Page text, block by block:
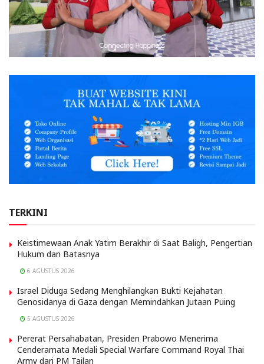
TERKINI
Keistimewaan Anak Yatim Berakhir di Saat Baligh, Pengertian
Hukum dan Batasnya
6 AGUSTUS 2026
Israel Diduga Sedang Menghilangkan Bukti Kejahatan
Genosidanya di Gaza dengan Memindahkan Jutaan Puing
5 AGUSTUS 2026
Pererat Persahabatan, Presiden Prabowo Menerima
Cenderamata Medali Special Warfare Command Royal Thai
Army dari PM Tailan